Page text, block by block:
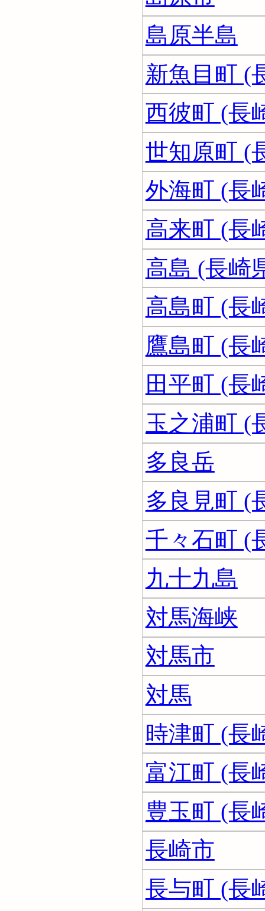
島原半島
新魚目町 (
西彼町 (長
世知原町 (
外海町 (長
高来町 (長
高島 (長崎
高島町 (長
鷹島町 (長
田平町 (長
玉之浦町 (
多良岳
多良見町 (
千々石町 (
九十九島
対馬海峡
対馬市
対馬
時津町 (長
富江町 (長
豊玉町 (長
長崎市
長与町 (長